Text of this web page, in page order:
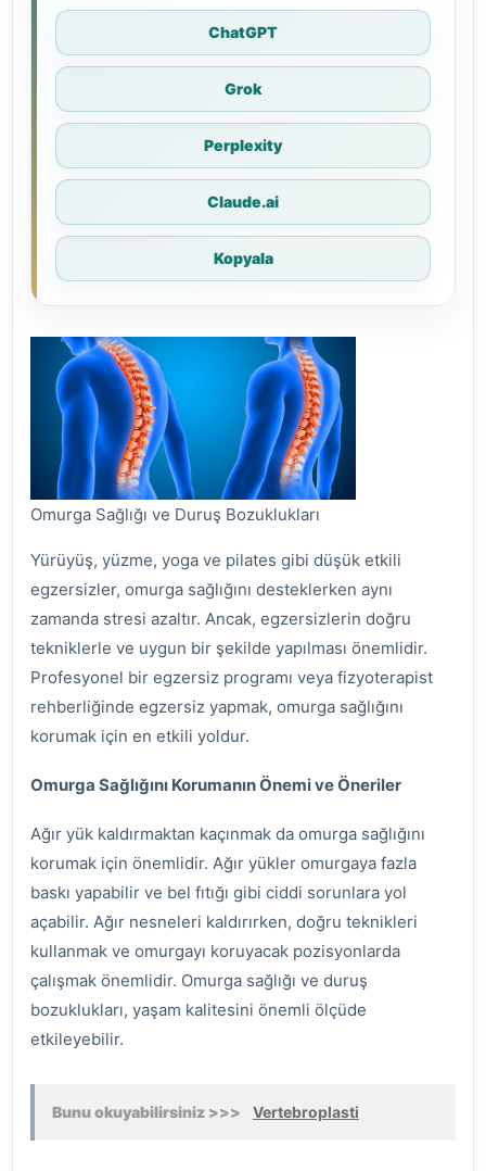
ChatGPT
Grok
Perplexity
Claude.ai
Kopyala
Omurga Sağlığı ve Duruş Bozuklukları
Yürüyüş, yüzme, yoga ve pilates gibi düşük etkili
egzersizler, omurga sağlığını desteklerken aynı
zamanda stresi azaltır. Ancak, egzersizlerin doğru
tekniklerle ve uygun bir şekilde yapılması önemlidir.
Profesyonel bir egzersiz programı veya fizyoterapist
rehberliğinde egzersiz yapmak, omurga sağlığını
korumak için en etkili yoldur.
Omurga Sağlığını Korumanın Önemi ve Öneriler
Ağır yük kaldırmaktan kaçınmak da omurga sağlığını
korumak için önemlidir. Ağır yükler omurgaya fazla
baskı yapabilir ve bel fıtığı gibi ciddi sorunlara yol
açabilir. Ağır nesneleri kaldırırken, doğru teknikleri
kullanmak ve omurgayı koruyacak pozisyonlarda
çalışmak önemlidir. Omurga sağlığı ve duruş
bozuklukları, yaşam kalitesini önemli ölçüde
etkileyebilir.
Bunu okuyabilirsiniz >>> Vertebroplasti